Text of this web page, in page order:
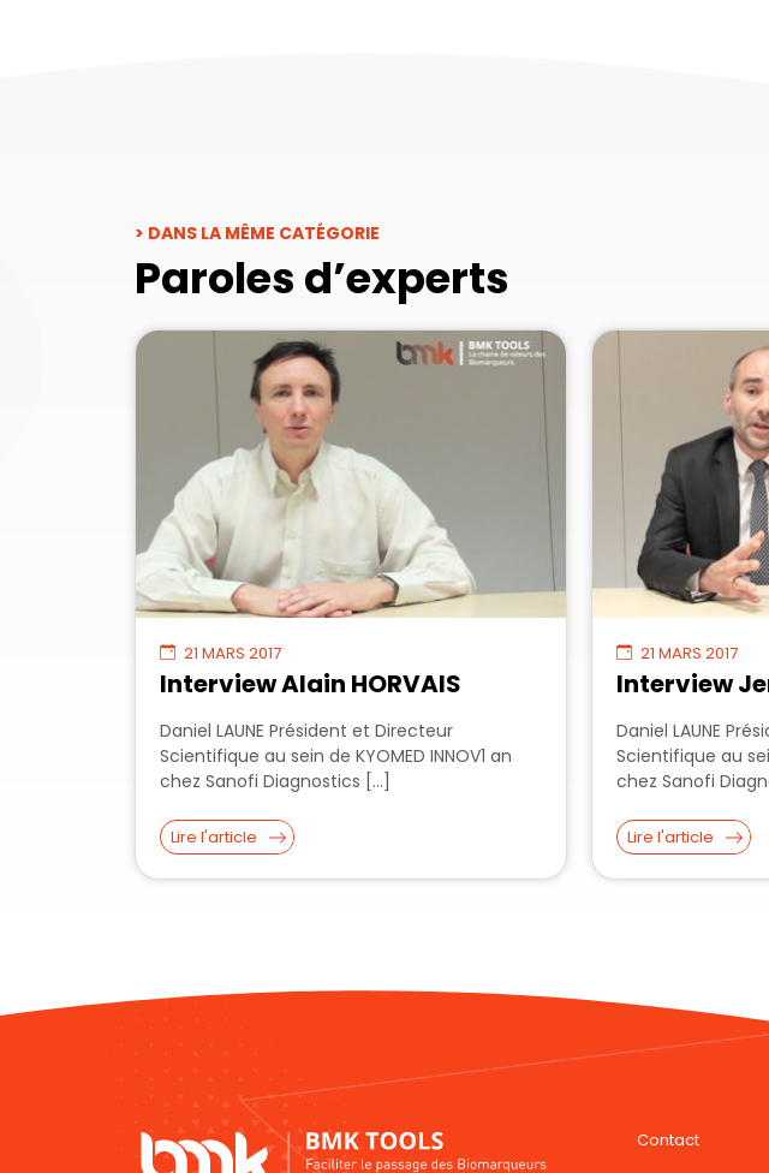
> DANS LA MÊME CATÉGORIE
Paroles d’experts
21 MARS 2017
Interview Alain HORVAIS
Daniel LAUNE Président et Directeur
Scientifique au sein de KYOMED INNOV1 an
chez Sanofi Diagnostics […]
Lire l'article
21 MARS 2017
Interview
Daniel LAUNE
Scientifique au
chez Sanofi
Lire l'article
Contact